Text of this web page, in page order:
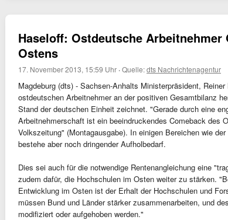
Haseloff: Ostdeutsche
Ostens
17. November 2013, 15:59 Uhr ·Quelle:dts Nachrichtenagentur
Magdeburg (dts) - Sachsen-Anhalts Ministerpräsident,
ostdeutschen Arbeitnehmer an der positiven Gesamtbilanz
Stand der deutschen Einheit zeichnet. "Gerade durch eine
Arbeitnehmerschaft ist ein beeindruckendes Comeback des
Volkszeitung" (Montagausgabe). In einigen Bereichen wie
bestehe aber noch dringender Aufholbedarf.
Dies sei auch für die notwendige Rentenangleichung eine
zudem dafür, die Hochschulen im Osten weiter zu stärken.
Entwicklung im Osten ist der Erhalt der Hochschulen und
müssen Bund und Länder stärker zusammenarbeiten, und
modifiziert oder aufgehoben werden."